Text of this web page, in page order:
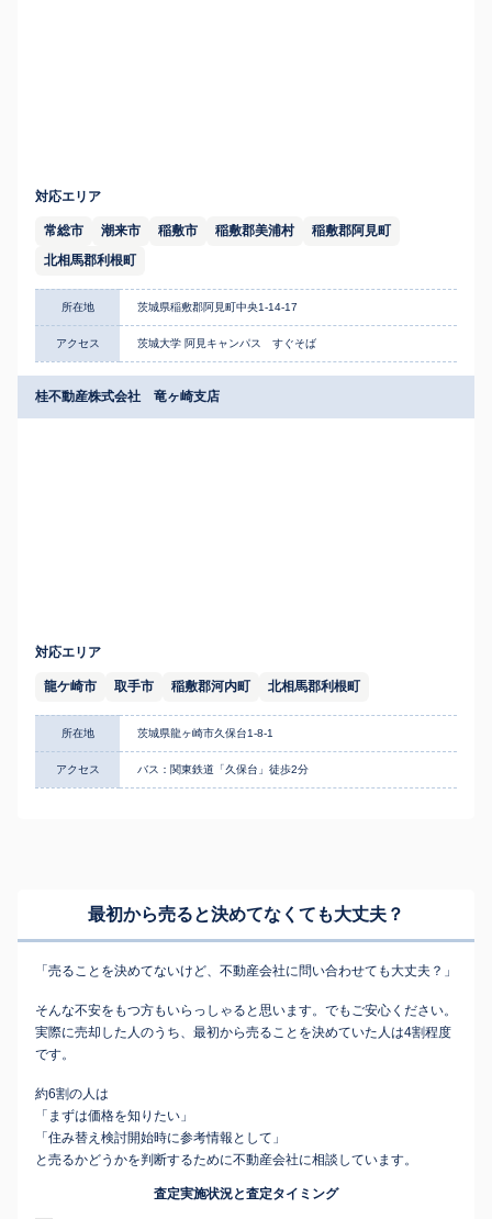
対応エリア
常総市 潮来市 稲敷市 稲敷郡美浦村
稲敷郡阿見町
北相馬郡利根町
所在地 茨城県稲敷郡阿見町中央1-14-17
アクセス 茨城大学 阿見キャンパス すぐそば
桂不動産株式会社 竜ヶ崎支店
対応エリア
龍ケ崎市 取手市 稲敷郡河内町 北相馬郡利根町
所在地 茨城県龍ヶ崎市久保台1-8-1
アクセス バス：関東鉄道「久保台」徒歩2分
最初から売ると決めてなくても大丈夫？
「売ることを決めてないけど、不動産会社に問い合わせても大丈夫？」
そんな不安をもつ方もいらっしゃると思います。でもご安心ください。
実際に売却した人のうち、最初から売ることを決めていた人は4割程度
です。
約6割の人は
「まずは価格を知りたい」
「住み替え検討開始時に参考情報として」
と売るかどうかを判断するために不動産会社に相談しています。
査定実施状況と査定タイミング